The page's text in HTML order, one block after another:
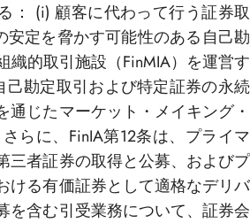
： (i) 顧客に代わって行う証券取
安定を脅かす可能性のある自己勘
織的取引施設（FinMIA）を運営す
己勘定取引および特定証券の永続
通じたマーケット・メイキング・
らに、FinIA第12条は、プライマ
三者証券の取得と公募、およびプ
ける有価証券として適格なデリバ
を含む引受業務について、証券会